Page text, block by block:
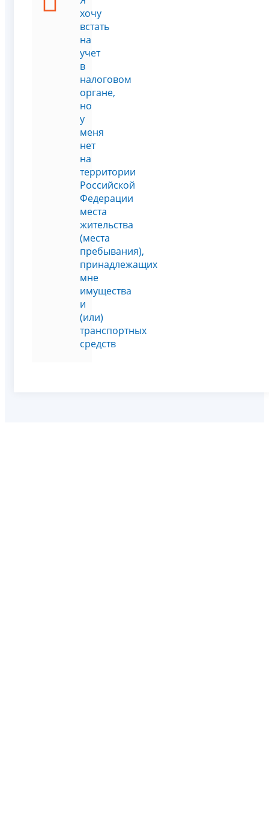
хочу
встать
на
учет
в
налоговом
органе,
но
у
меня
нет
на
территории
Российской
Федерации
места
жительства
(места
пребывания),
принадлежащих
мне
имущества
и
(или)
транспортных
средств